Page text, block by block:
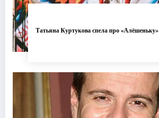
Татьяна Куртукова спела про «Алёшеньку»